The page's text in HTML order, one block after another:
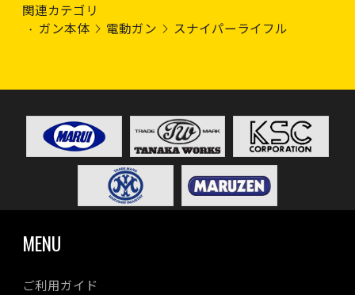
関連カテゴリ
ガン本体
電動ガン スナイパーライフル
MENU
ご利用ガイド